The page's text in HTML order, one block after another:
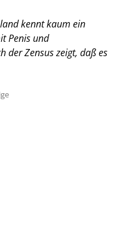
kennt kaum ein
Penis und
der Zensus zeigt, daß es